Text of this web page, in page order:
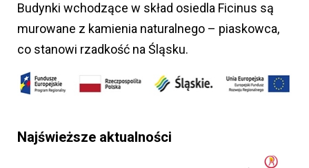
Budynki wchodzące w skład osiedla Ficinus są
murowane z kamienia naturalnego – piaskowca,
co stanowi rzadkość na Śląsku.
Najświeższe aktualności